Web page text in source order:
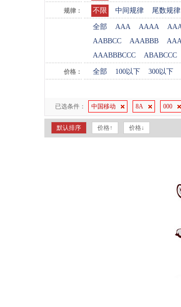
规律： 不限 中间规律 尾数规律
全部 AAA AAAA
AABBCC
AAABBB
AAABBBCCC
ABABCCC
价格： 全部 100以下 300以下
已选条件： 中国移动 8A 000
默认排序 价格↑ 价格↓